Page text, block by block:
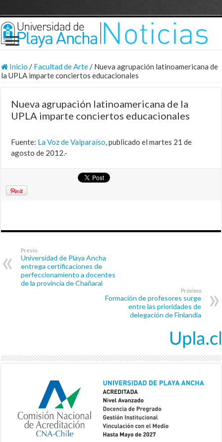
Inicio / Facultad de Arte/ Nueva agrupación latinoamericana de
la UPLA imparte conciertos educacionales
Nueva agrupación latinoamericana de la
UPLA imparte conciertos educacionales
Fuente: La Voz de Valparaíso, publicado el martes 21 de
agosto de 2012.-
Previo
Universidad de Playa Ancha
entrega certificaciones de
perfeccionamiento a docentes
de la provincia de Chañaral
Próximo
Formación de profesores surge
entre las prioridades de
delegación de Finlandia